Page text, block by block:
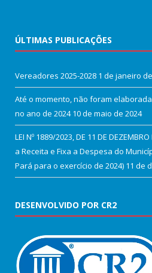
ÚLTIMAS PUBLICAÇÕES
Vereadores 2025-2028 1 de janeiro
Até o momento, não foram
no ano de 2024 10 de maio de 2024
LEI Nº 1889/2023, DE 11 DE
a Receita e Fixa a Despesa do
Pará para o exercício de 2024) 11 de
DESENVOLVIDO POR CR2